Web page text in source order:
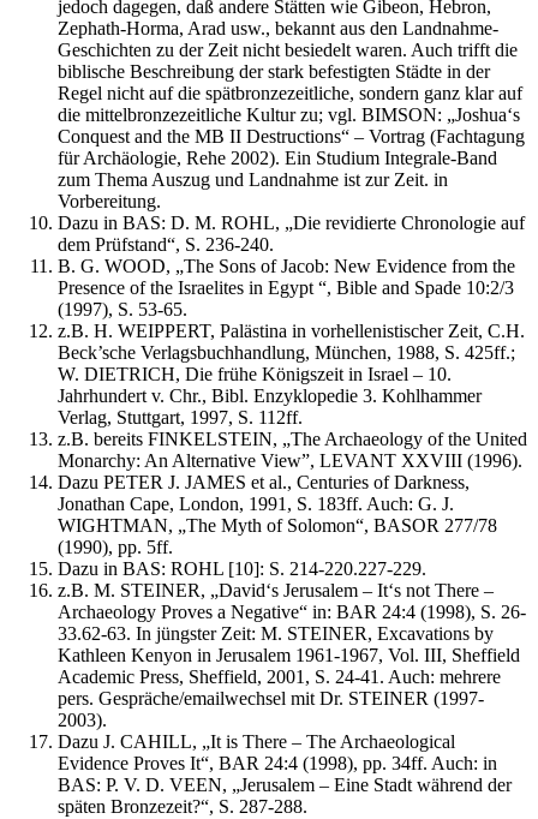
jedoch dagegen, daß andere Stätten wie Gibeon, Hebron,
Zephath-Horma, Arad usw., bekannt aus den Landnahme-
Geschichten zu der Zeit nicht besiedelt waren. Auch trifft die
biblische Beschreibung der stark befestigten Städte in der
Regel nicht auf die spätbronzezeitliche, sondern ganz klar auf
die mittelbronzezeitliche Kultur zu; vgl. BIMSON: „Joshua‘s
Conquest and the MB II Destructions“ – Vortrag (Fachtagung
für Archäologie, Rehe 2002). Ein Studium Integrale-Band
zum Thema Auszug und Landnahme ist zur Zeit. in
Vorbereitung.
Dazu in BAS: D. M. ROHL, „Die revidierte Chronologie auf
dem Prüfstand“, S. 236-240.
B. G. WOOD, „The Sons of Jacob: New Evidence from the
Presence of the Israelites in Egypt “, Bible and Spade 10:2/3
(1997), S. 53-65.
z.B. H. WEIPPERT, Palästina in vorhellenistischer Zeit, C.H.
Beck’sche Verlagsbuchhandlung, München, 1988, S. 425ff.;
W. DIETRICH, Die frühe Königszeit in Israel – 10.
Jahrhundert v. Chr., Bibl. Enzyklopedie 3. Kohlhammer
Verlag, Stuttgart, 1997, S. 112ff.
z.B. bereits FINKELSTEIN, „The Archaeology of the United
Monarchy: An Alternative View”, LEVANT XXVIII (1996).
Dazu PETER J. JAMES et al., Centuries of Darkness,
Jonathan Cape, London, 1991, S. 183ff. Auch: G. J.
WIGHTMAN, „The Myth of Solomon“, BASOR 277/78
(1990), pp. 5ff.
Dazu in BAS: ROHL [10]: S. 214-220.227-229.
z.B. M. STEINER, „David‘s Jerusalem – It‘s not There –
Archaeology Proves a Negative“ in: BAR 24:4 (1998), S. 26-
33.62-63. In jüngster Zeit: M. STEINER, Excavations by
Kathleen Kenyon in Jerusalem 1961-1967, Vol. III, Sheffield
Academic Press, Sheffield, 2001, S. 24-41. Auch: mehrere
pers. Gespräche/emailwechsel mit Dr. STEINER (1997-
2003).
Dazu J. CAHILL, „It is There – The Archaeological
Evidence Proves It“, BAR 24:4 (1998), pp. 34ff. Auch: in
BAS: P. V. D. VEEN, „Jerusalem – Eine Stadt während der
späten Bronzezeit?“, S. 287-288.